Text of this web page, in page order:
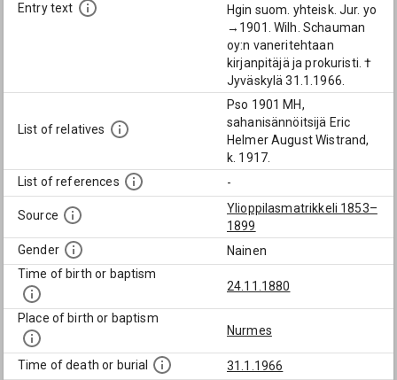
Entry text
Hgin suom. yhteisk. Jur. yo
→1901. Wilh. Schauman
oy:n vaneritehtaan
kirjanpitäjä ja prokuristi. †
Jyväskylä 31.1.1966.
List of relatives
Pso 1901 MH,
sahanisännöitsijä Eric
Helmer August Wistrand,
k. 1917.
List of references
-
Source
Ylioppilasmatrikkeli 1853–
1899
Gender
Nainen
Time of birth or baptism
24.11.1880
Place of birth or baptism
Nurmes
Time of death or burial
31.1.1966